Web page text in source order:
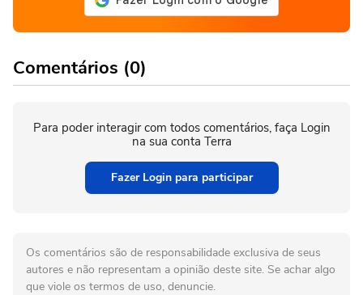
Comentários (0)
Para poder interagir com todos comentários, faça Login
na sua conta Terra
Fazer Login para participar
Os comentários são de responsabilidade exclusiva de seus
autores e não representam a opinião deste site. Se achar algo
que viole os termos de uso, denuncie.